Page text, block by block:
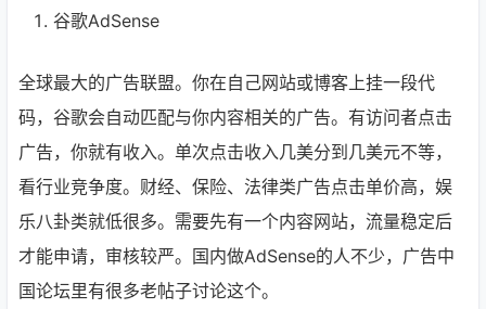
谷歌AdSense
全球最大的广告联盟。你在自己网站或博客上挂一段代
码，谷歌会自动匹配与你内容相关的广告。有访问者点击
广告，你就有收入。单次点击收入几美分到几美元不等，
看行业竞争度。财经、保险、法律类广告点击单价高，娱
乐八卦类就低很多。需要先有一个内容网站，流量稳定后
才能申请，审核较严。国内做AdSense的人不少，广告中
国论坛里有很多老帖子讨论这个。